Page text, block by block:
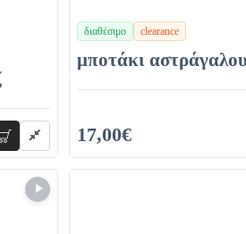
προσθήκη
clearance
διαθέσιμο
μποτάκι αστράγαλου
17,00€